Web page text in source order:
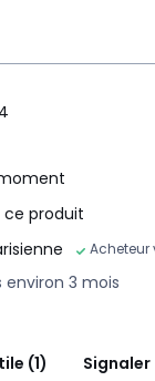
produit
Acheteur
3 mois
(1)
Signaler